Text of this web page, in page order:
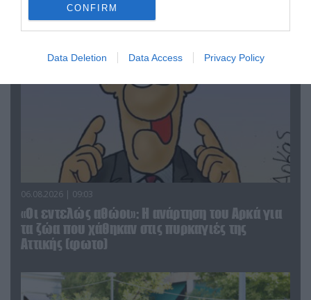
CONFIRM
Data Deletion Data Access Privacy Policy
06.08.2026 | 09:03
«Οι εντελώς αθώοι»: Η ανάρτηση του Αρκά για
τα ζώα που χάθηκαν στις πυρκαγιές της
Αττικής (φωτο)